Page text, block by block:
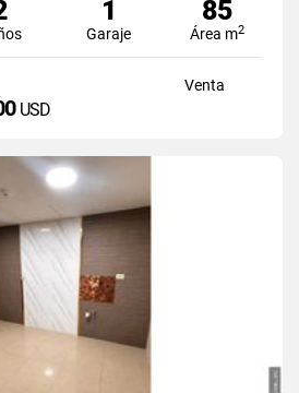
1
Garaje
85
Área m2
Venta
USD